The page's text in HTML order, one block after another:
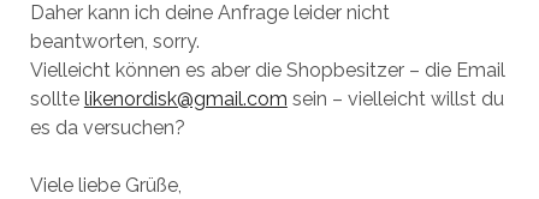
Daher kann ich deine Anfrage leider nicht
beantworten, sorry.
Vielleicht können es aber die Shopbesitzer – die Email
sollte likenordisk@gmail.com sein – vielleicht willst du
es da versuchen?
Viele liebe Grüße,